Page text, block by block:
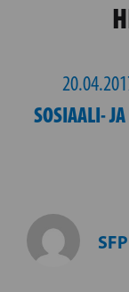
SOSIAALI-
SFP